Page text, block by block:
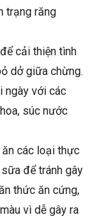
trạng răng
cải thiện tình
dở giữa chừng.
ngày với các
súc nước
ăn các loại thực
để tránh gây
thức ăn cứng,
vì dễ gây ra